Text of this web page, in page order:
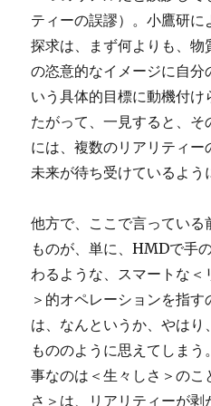
ティーの誤謬）。小鷹研
探求は、まず何よりも、
の恣意的なイメージに自分
いう具体的目標に動機付け
たがって、一見すると、
には、複数のリアリティ
未来が待ち受けているよう
他方で、ここで言っている
ものが、単に、HMDで手
わるような、スマートな＜
＞的オペレーションを指
は、なんというか、やはり
もののように思えてしま
事なのは＜生々しさ＞のこ
さ＞は、リアリティーが剥